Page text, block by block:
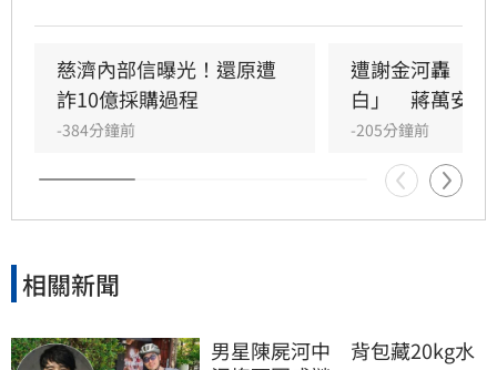
會議中早已知道的真相，散播政府擋疫苗的謠
言，把全民防疫變成政治攻防的工具。
慈濟內部信曝光！還原遭
詐10億採購過程
-384分鐘前
遭謝金河轟「顛
白」　蔣萬安回
-205分鐘前
相關新聞
男星陳屍河中　背包藏20kg水